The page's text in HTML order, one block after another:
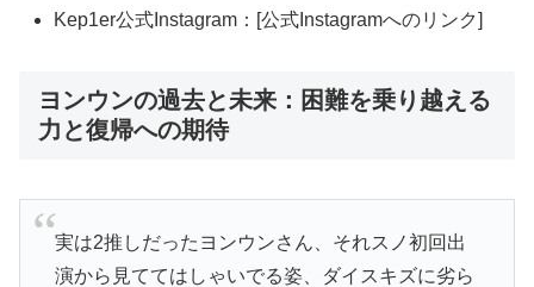
Kep1er公式Instagram：[公式Instagramへのリンク]
ヨンウンの過去と未来：困難を乗り越える
力と復帰への期待
実は2推しだったヨンウンさん、それスノ初回出
演から見ててはしゃいでる姿、ダイスキズに劣ら